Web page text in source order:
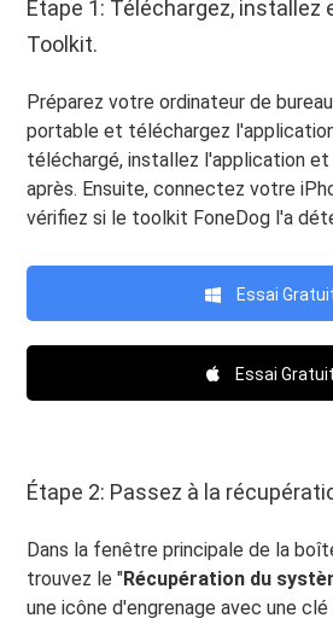
Étape 1: Téléchargez, installez
Toolkit.
Préparez votre ordinateur de
portable et téléchargez
téléchargé, installez l'application
après. Ensuite, connectez votre
vérifiez si le toolkit FoneDog l'a
Essai
Essai Gratuit
Étape 2: Passez à la
Dans la fenêtre principale de la
trouvez le "Récupération du
une icône d'engrenage avec une clé